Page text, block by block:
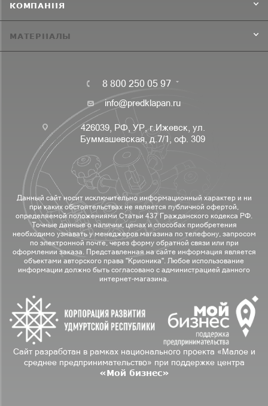
КОМПАНИЯ
МАТЕРИАЛЫ
8 800 250 05 97
info@predklapan.ru
426039, РФ, УР, г.Ижевск, ул.
Буммашевская, д.7/1, оф. 309
Данный сайт носит исключительно информационный характер и ни
при каких обстоятельствах не является публичной офертой,
определяемой положениями Статьи 437 Гражданского кодекса РФ.
Точные данные о наличии, ценах и способах приобретения
необходимо узнавать у менеджеров магазина по телефону, запросом
по электронной почте, через форму обратной связи или при
оформлении заказа. Представленная на сайте информация является
объектами авторского права "Крионика". Любое использование
информации должно быть согласовано с администрацией данного
интернет-магазина.
Сайт разработан в рамках национального проекта «Малое и
среднее предпринимательство» при поддержке центра
«Мой бизнес»